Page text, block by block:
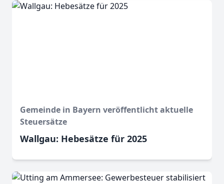
Gemeinde in Bayern veröffentlicht aktuelle
Steuersätze
Wallgau: Hebesätze für 2025